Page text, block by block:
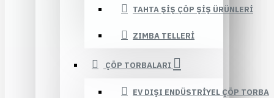
TAHTA ŞIŞ ÇÖP ŞIŞ ÜRÜNLERI
ZIMBA TELLERI
ÇÖP TORBALARI
EV DIŞI ENDÜSTRIYEL ÇÖP TORBA